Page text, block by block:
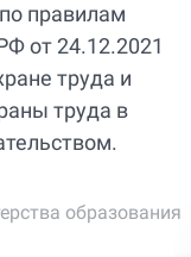
правилам
от 24.12.2021
труда и
труда в
образования